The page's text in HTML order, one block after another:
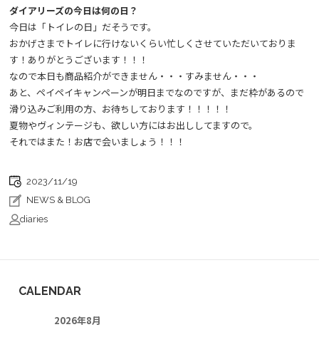
ダイアリーズの今日は何の日？
今日は「トイレの日」だそうです。
おかげさまでトイレに行けないくらい忙しくさせていただいておりま
す！ありがとうございます！！！
なので本日も商品紹介ができません・・・すみません・・・
あと、ペイペイキャンペーンが明日までなのですが、まだ枠があるので
滑り込みご利用の方、お待ちしております！！！！！
夏物やヴィンテージも、欲しい方にはお出ししてますので。
それではまた！お店で会いましょう！！！
2023/11/19
NEWS & BLOG
diaries
CALENDAR
2026年8月